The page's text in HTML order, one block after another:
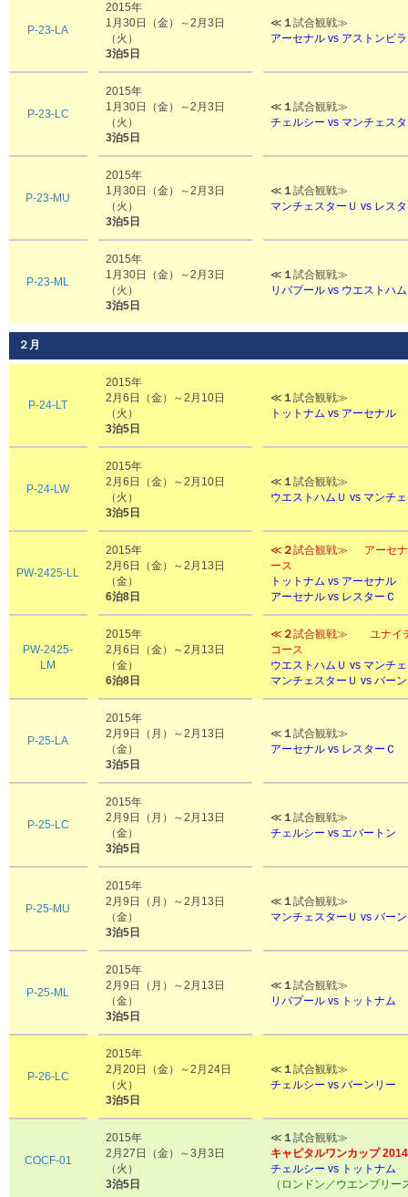
P-23-LA
2015年
1月30日（金）～2月3日
（火）
3泊5日
≪ １試合観戦≫
アーセナル vs アストンビラ
P-23-LC
2015年
1月30日（金）～2月3日
（火）
3泊5日
≪ １試合観戦≫
チェルシー vs マンチェス
P-23-MU
2015年
1月30日（金）～2月3日
（火）
3泊5日
≪ １試合観戦≫
マンチェスターＵ vs レス
P-23-ML
2015年
1月30日（金）～2月3日
（火）
3泊5日
≪ １試合観戦≫
リバプール vs ウエスト
２月
P-24-LT
2015年
2月6日（金）～2月10日
（火）
3泊5日
≪ １試合観戦≫
トットナム vs アーセナル
P-24-LW
2015年
2月6日（金）～2月10日
（火）
3泊5日
≪ １試合観戦≫
ウエストハムＵ vs マンチ
PW-2425-LL
2015年
2月6日（金）～2月13日
（金）
6泊8日
≪ ２試合観戦≫ アーセ
ース
トットナム vs アーセナル
アーセナル vs レスターＣ
PW-2425-
LM
2015年
2月6日（金）～2月13日
（金）
6泊8日
≪ ２試合観戦≫ ユナイ
コース
ウエストハムＵ vs マンチ
マンチェスターＵ vs バー
P-25-LA
2015年
2月9日（月）～2月13日
（金）
3泊5日
≪ １試合観戦≫
アーセナル vs レスターＣ
P-25-LC
2015年
2月9日（月）～2月13日
（金）
3泊5日
≪ １試合観戦≫
チェルシー vs エバートン
P-25-MU
2015年
2月9日（月）～2月13日
（金）
3泊5日
≪ １試合観戦≫
マンチェスターＵ vs バー
P-25-ML
2015年
2月9日（月）～2月13日
（金）
3泊5日
≪ １試合観戦≫
リバプール vs トットナム
P-26-LC
2015年
2月20日（金）～2月24日
（火）
3泊5日
≪ １試合観戦≫
チェルシー vs バーンリー
COCF-01
2015年
2月27日（金）～3月3日
（火）
3泊5日
≪ １試合観戦≫
キャピタルワンカップ
チェルシー vs トットナム
（ロンドン／ウエンブリー